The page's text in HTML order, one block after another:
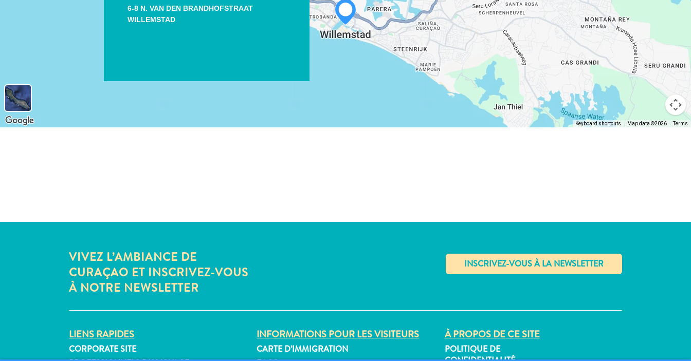
WHATSAPP
6-8 N. VAN DEN BRANDHOFSTRAAT
WILLEMSTAD
Keyboard shortcuts Map data ©2026 Terms
VIVEZ L’AMBIANCE DE
CURAÇAO ET INSCRIVEZ-VOUS
À NOTRE NEWSLETTER
✕
LIENS RAPIDES
CORPORATE SITE
INFORMATIONS POUR LES VISITEURS
CARTE D’IMMIGRATION
À PROPOS DE CE SITE
POLITIQUE DE